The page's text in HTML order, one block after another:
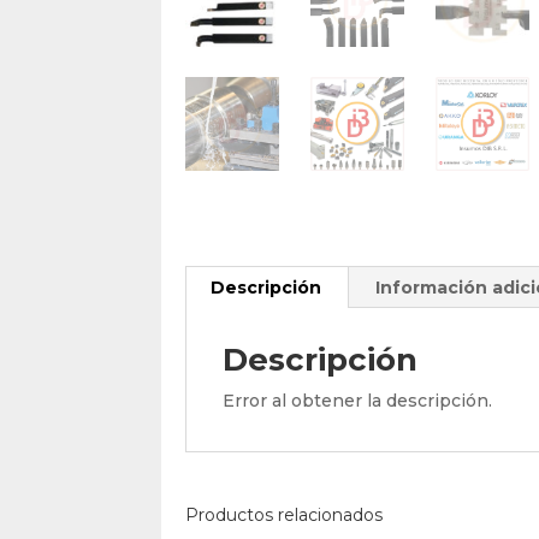
Descripción Información
Descripción
Error al obtener la descripción.
Productos relacionados